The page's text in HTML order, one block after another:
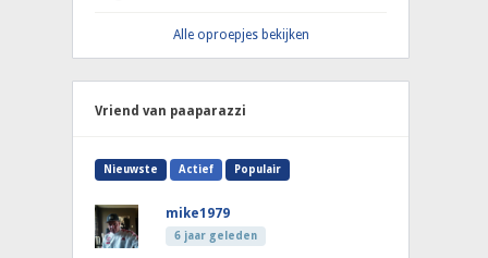
Alle oproepjes bekijken
Vriend van paaparazzi
Nieuwste Actief Populair
mike1979
6 jaar geleden